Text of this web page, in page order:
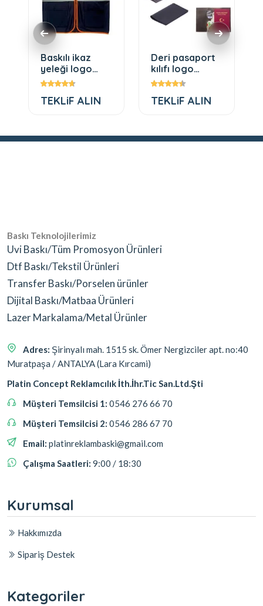
Baskılı ikaz
yeleği logo
baskılı
TEKLiF ALIN
Deri pasaport
kılıfı logo
baskılı
TEKLiF ALIN
Baskı Teknolojilerimiz
Uvi Baskı/Tüm Promosyon Ürünleri
Dtf Baskı/Tekstil Ürünleri
Transfer Baskı/Porselen ürünler
Dijital Baskı/Matbaa Ürünleri
Lazer Markalama/Metal Ürünler
Adres: Şirinyalı mah. 1515 sk. Ömer Nergizciler apt. no:40
Muratpaşa / ANTALYA (Lara Kırcami)
Platin Concept Reklamcılık İth.İhr.Tic San.Ltd.Şti
Müşteri Temsilcisi 1: 0546 276 66 70
Müşteri Temsilcisi 2: 0546 286 67 70
Email: platinreklambaski@gmail.com
Çalışma Saatleri: 9:00 / 18:30
Kurumsal
Hakkımızda
Sipariş Destek
Kategoriler